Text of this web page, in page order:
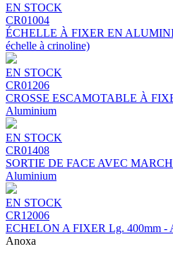
EN STOCK
CR01004
ÉCHELLE À FIXER EN
échelle à crinoline)
EN STOCK
CR01206
CROSSE ESCAMOTABLE À
Aluminium
EN STOCK
CR01408
SORTIE DE FACE AVEC
Aluminium
EN STOCK
CR12006
ECHELON A FIXER Lg. 400mm -
Anoxa